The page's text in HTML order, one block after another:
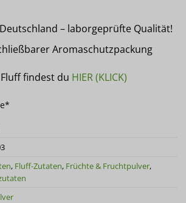
– laborgeprüfte Qualität!
Aromaschutzpackung
findest du HIER (KLICK)
, Fluff-Zutaten, Früchte & Fruchtpulver,